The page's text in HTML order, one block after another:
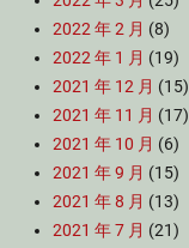
2022 年 2 月 (8)
2022 年 1 月 (19)
2021 年 12 月 (15)
2021 年 11 月 (17)
2021 年 10 月 (6)
2021 年 9 月 (15)
2021 年 8 月 (13)
2021 年 7 月 (21)